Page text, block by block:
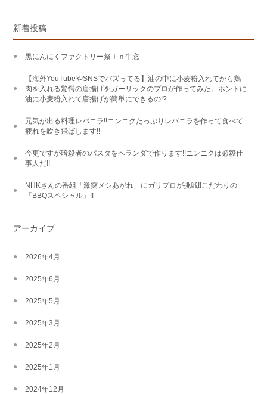
新着投稿
黒にんにくファクトリー祭ｉｎ牛窓
【海外YouTubeやSNSでバズってる】油の中に小麦粉入れてから鶏
肉を入れる驚愕の唐揚げをガーリックのプロが作ってみた。ホントに
油に小麦粉入れて唐揚げが簡単にできるの!?
元気が出る料理レバニラ!!ニンニクたっぷりレバニラを作って食べて
疲れを吹き飛ばします!!
今更ですが暗殺者のパスタをベランダで作ります!!ニンニクは必殺仕
事人だ!!
NHKさんの番組「激突メシあがれ」にガリプロが挑戦!!こだわりの
「BBQスペシャル」!!
アーカイブ
2026年4月
2025年6月
2025年5月
2025年3月
2025年2月
2025年1月
2024年12月